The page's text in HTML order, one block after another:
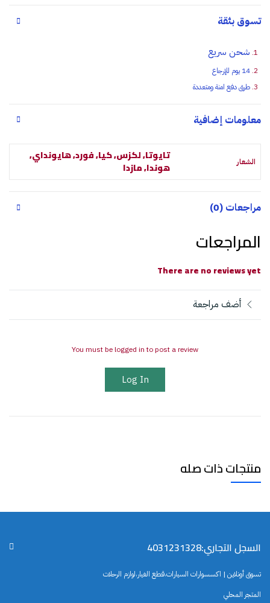
تسوق بثقة
شحن سريع
14 يوم للإرجاع
طرق دفع امنة ومتعددة
معلومات إضافية
الشعار
تايوتا, لكزس, كيا, فورد, هايونداي,
هوندا, مازدا
مراجعات (0)
المراجعات
There are no reviews yet
أضف مراجعة
You must be logged in to post a review
Log In
منتجات ذات صله
السجل التجاري:4031231328
تسوق أونلاين | اكسسوارات السيارات،قطع الغيار،لوازم الرحلات
المتجر المحلي